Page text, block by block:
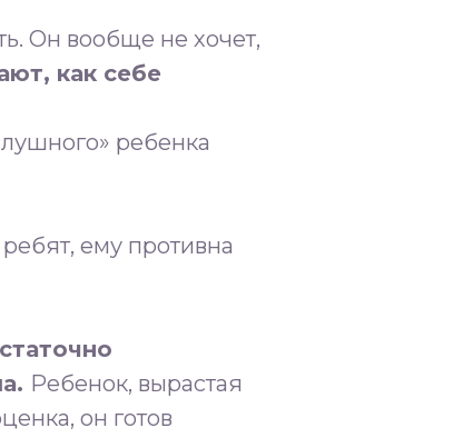
Он вообще не хочет,
как себе
ребенка
ему противна
Ребенок, вырастая
он готов